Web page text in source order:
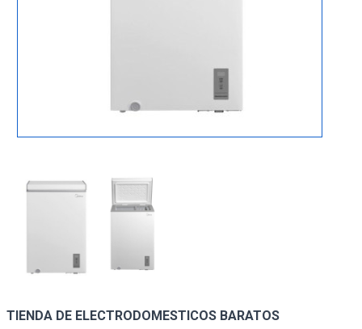
TIENDA DE ELECTRODOMESTICOS BARATOS